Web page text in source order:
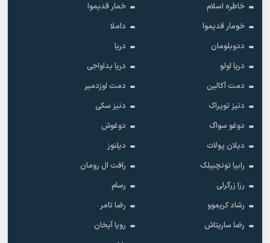
خاطره اسلام
خمار قدیموا
خومار قدیموا
داملا
ددوبلومان
دریا
دریا اولو
دریا بداواجی
دمت آکالین
دمت اوزدمیر
دنیز توپراک
دنیز سکی
دوغو سواگ
دوغوش
دیلان پولات
دیلنوز
رابیا تونچبیلک
رافت ال رومان
رزا زرگرلی
رسام
رشاد کریموو
رضا تامر
رضا ساریتاش
رویا آیخان